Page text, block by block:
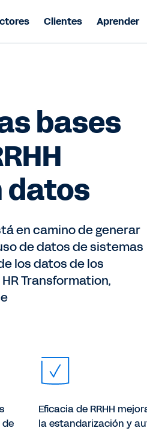
Clientes Aprender
bases
datos
en camino de generar
de datos de sistemas
los datos de los
Transformation,
Eficacia de RRHH
la estandarización y